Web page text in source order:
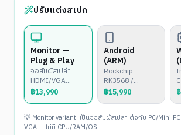
ปรับแต่งสเปก
Monitor —
Plug & Play
จอสัมผัสเปล่า
HDMI/VGA
สำหรับต่อกับ
PC/Mini PC
฿13,990
Android
(ARM)
Rockchip
RK3568 /
RK3399 —
Android 11/12
฿15,990 ฿
💡 Monitor variant: เป็นจอสัมผัสเปล่า ต่อกับ PC/Mini
VGA — ไม่มี CPU/RAM/OS